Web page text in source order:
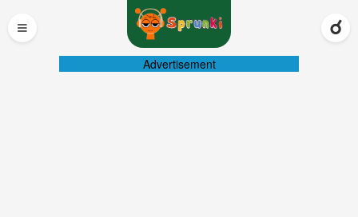
≡
Advertisement